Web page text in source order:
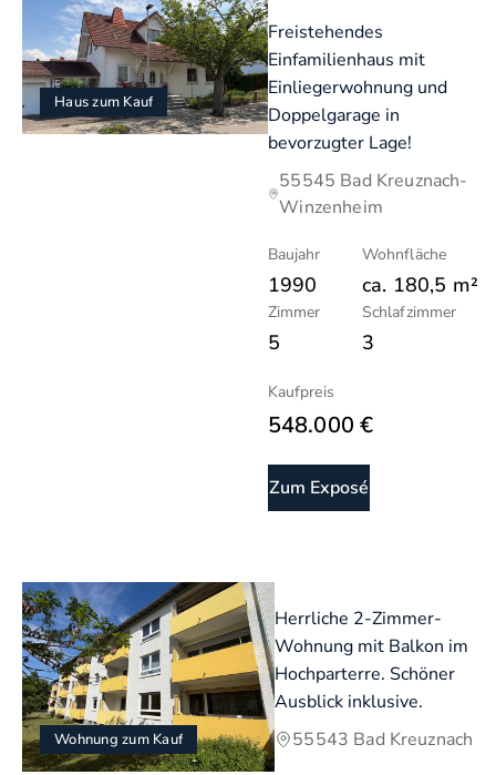
Haus zum Kauf
Freistehendes
Einfamilienhaus mit
Einliegerwohnung und
Doppelgarage in
bevorzugter Lage!
55545 Bad Kreuznach-
Winzenheim
Baujahr
1990
Wohnfläche
ca. 180,5 m²
Zimmer
5
Schlafzimmer
3
Kaufpreis
548.000 €
Zum Exposé
Wohnung zum Kauf
Herrliche 2-Zimmer-
Wohnung mit Balkon im
Hochparterre. Schöner
Ausblick inklusive.
55543 Bad Kreuznach